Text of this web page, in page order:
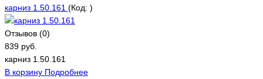
карниз 1.50.161 (Код: )
Отзывов (0)
839 руб.
карниз 1.50.161
В корзину Подробнее